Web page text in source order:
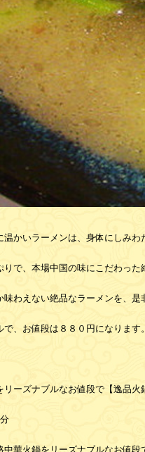
温かいラーメンは、身体にしみ
りで、本場中国の味にこだわった
味わえない絶品なラーメンを、是
で、お値段は８８０円になります。
リーズナブルなお値段で【逸品火
中華火鍋をリーズナブルなお値段